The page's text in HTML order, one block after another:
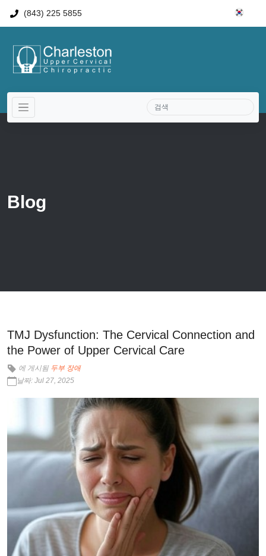
(843) 225 5855
Blog
TMJ Dysfunction: The Cervical Connection and
the Power of Upper Cervical Care
에 게시됨 두부 장애
날짜: Jul 27, 2025